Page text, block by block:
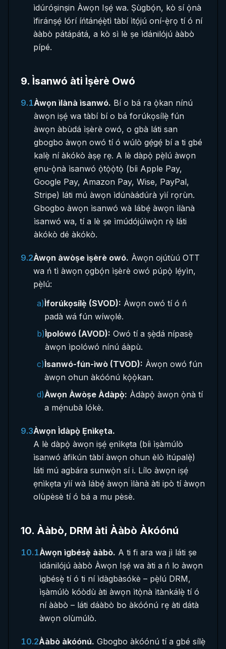
ìdúróṣinṣin Àwọn Iṣẹ́ wa. Ṣùgbọ́n, kò sí ọ̀nà
ìfiránṣẹ́ lórí íńtánẹ́ẹ̀tì tàbí ìtọ́jú oní-ẹ̀rọ tí ó ní
ààbò pátápátá, a kò sì lè ṣe ìdánilójú ààbò
pípé.
9. Ìsanwó àti Ìṣèrè Owó
9.1Àwọn ìlànà ìsanwó. Bí o bá ra ọ̀kan nínú
àwọn iṣẹ́ wa tàbí bí o bá forúkọsílẹ̀ fún
àwọn àbùdá ìṣèrè owó, o gbà láti san
gbogbo àwọn owó tí ó wúlò gẹ́gẹ́ bí a ti gbé
kalẹ̀ ní àkókò àṣẹ rẹ. A lè dàpọ̀ pẹ̀lú àwọn
ẹnu-ọ̀nà ìsanwó ọ̀tọ̀ọ̀tọ̀ (bíi Apple Pay,
Google Pay, Amazon Pay, Wise, PayPal,
Stripe) láti mú àwọn ìdúnàádúrà yìí rọrùn.
Gbogbo àwọn ìsanwó wà lábẹ́ àwọn ìlànà
ìsanwó wa, tí a lè ṣe ìmúdójúìwọ̀n rẹ̀ láti
àkókò dé àkókò.
9.2Àwọn àwòṣe ìṣèrè owó. Àwọn ojútùú OTT
wa ń tì àwọn ọgbọ́n ìṣèrè owó púpọ̀ lẹ́yìn,
pẹ̀lú:
a)Ìforúkọsílẹ̀ (SVOD): Àwọn owó tí ó ń
padà wá fún wíwọlé.
b)Ìpolówó (AVOD): Owó tí a ṣẹ̀dá nípasẹ̀
àwọn ìpolówó nínú áàpù.
c)Ìsanwó-fún-ìwò (TVOD): Àwọn owó fún
àwọn ohun àkóónú kọ̀ọ̀kan.
d)Àwọn Àwòṣe Àdàpọ̀: Àdàpọ̀ àwọn ọ̀nà tí
a mẹ́nubà lókè.
9.3Àwọn Ìdàpọ̀ Ẹnìkẹta.
A lè dàpọ̀ àwọn iṣẹ́ ẹnìkẹta (bíi ìṣàmúlò
ìsanwó àfikún tàbí àwọn ohun èlò ìtúpalẹ̀)
láti mú agbára sunwọ̀n sí i. Lílo àwọn iṣẹ́
ẹnìkẹta yìí wà lábẹ́ àwọn ìlànà àti ipò tí àwọn
olùpèsè tí ó bá a mu pèsè.
10. Ààbò, DRM àti Ààbò Àkóónú
10.1Àwọn ìgbésẹ̀ ààbò. A ti fi ara wa jì láti ṣe
ìdánilójú ààbò Àwọn Iṣẹ́ wa àti a ń lo àwọn
ìgbésẹ̀ tí ó ti ní ìdàgbàsókè – pẹ̀lú DRM,
ìṣàmúlò kóòdù àti àwọn ìtọ̀nà ìtànkálẹ̀ tí ó
ní ààbò – láti dáàbò bo àkóónú rẹ àti dátà
àwọn olùmúlò.
10.2Ààbò àkóónú. Gbogbo àkóónú tí a gbé sílẹ̀